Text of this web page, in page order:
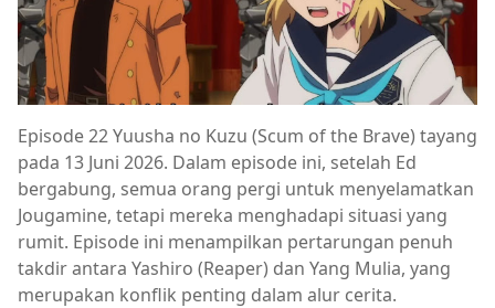
Episode 22 Yuusha no Kuzu (Scum of the Brave) tayang
pada 13 Juni 2026. Dalam episode ini, setelah Ed
bergabung, semua orang pergi untuk menyelamatkan
Jougamine, tetapi mereka menghadapi situasi yang
rumit. Episode ini menampilkan pertarungan penuh
takdir antara Yashiro (Reaper) dan Yang Mulia, yang
merupakan konflik penting dalam alur cerita.